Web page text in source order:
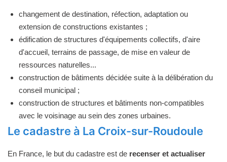
changement de destination, réfection, adaptation ou
extension de constructions existantes ;
édification de structures d'équipements collectifs, d'aire
d'accueil, terrains de passage, de mise en valeur de
ressources naturelles...
construction de bâtiments décidée suite à la délibération du
conseil municipal ;
construction de structures et bâtiments non-compatibles
avec le voisinage au sein des zones urbaines.
Le cadastre à La Croix-sur-Roudoule
En France, le but du cadastre est de recenser et actualiser